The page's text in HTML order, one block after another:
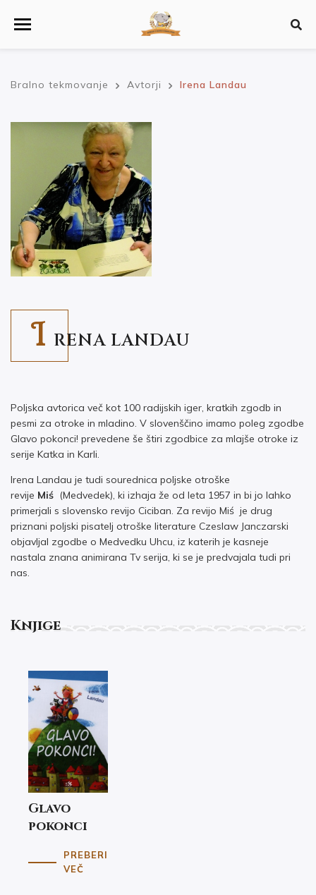
Bralno tekmovanje Avtorji Irena Landau
I RENA LANDAU
Poljska avtorica več kot 100 radijskih iger, kratkih zgodb in
pesmi za otroke in mladino. V slovenščino imamo poleg zgodbe
Glavo pokonci! prevedene še štiri zgodbice za mlajše otroke iz
serije Katka in Karli.
Irena Landau je tudi sourednica poljske otroške
revije Miś (Medvedek), ki izhaja že od leta 1957 in bi jo lahko
primerjali s slovensko revijo Ciciban. Za revijo Miś je drug
priznani poljski pisatelj otroške literature Czeslaw Janczarski
objavljal zgodbe o Medvedku Uhcu, iz katerih je kasneje
nastala znana animirana Tv serija, ki se je predvajala tudi pri
nas.
Knjige
Glavo
pokonci
PREBERI
VEČ